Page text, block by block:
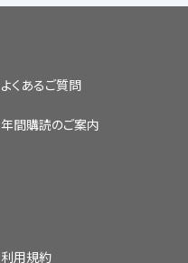
よくあるご質問
年間購読のご案内
利用規約